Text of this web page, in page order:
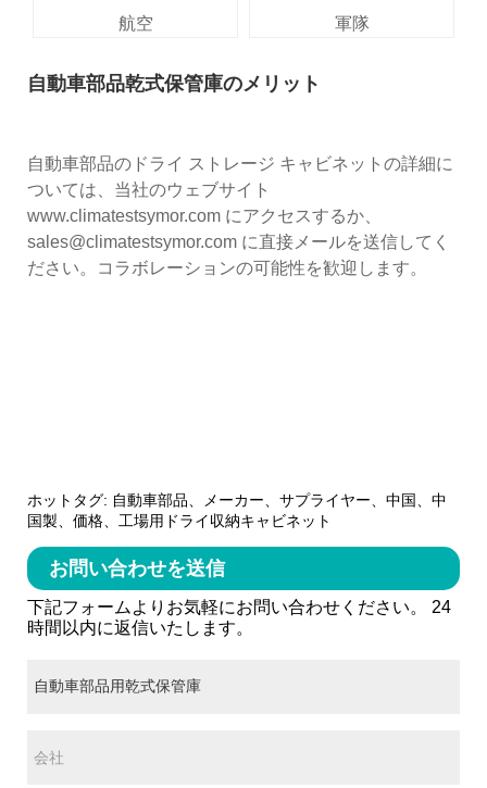
航空 軍隊
自動車部品乾式保管庫のメリット
自動車部品のドライ ストレージ キャビネットの詳細に
ついては、当社のウェブサイト
www.climatestsymor.com にアクセスするか、
sales@climatestsymor.com に直接メールを送信してく
ださい。コラボレーションの可能性を歓迎します。
ホットタグ: 自動車部品、メーカー、サプライヤー、中国、中
国製、価格、工場用ドライ収納キャビネット
お問い合わせを送信
下記フォームよりお気軽にお問い合わせください。 24
時間以内に返信いたします。